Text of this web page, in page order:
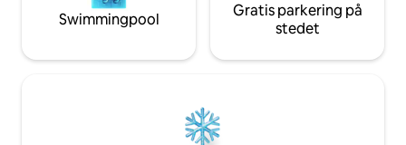
Swimmingpool
Gratis parkering på
stedet